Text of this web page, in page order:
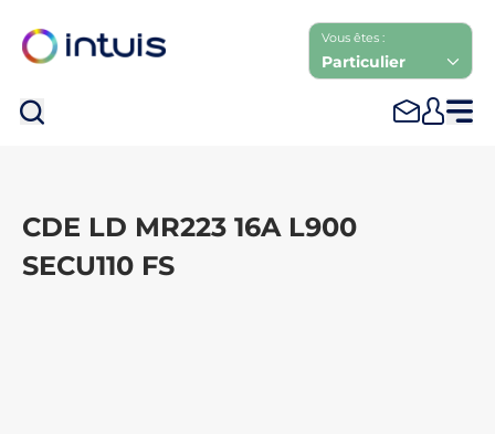
Vous êtes :
Particulier
CDE LD MR223 16A L900
SECU110 FS